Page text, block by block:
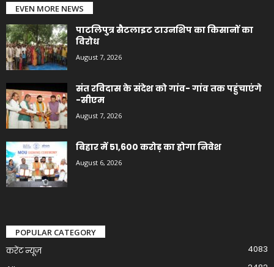
EVEN MORE NEWS
पाटलिपुत्र सैटलाइट टाउनशिप का किसानों का
विरोध
August 7, 2026
संत रविदास के संदेश को गांव- गांव तक पहुंचाएंगे
-सीएम
August 7, 2026
बिहार में 51,600 करोड़ का होगा निवेश
August 6, 2026
POPULAR CATEGORY
करेंट न्यूज़
4083